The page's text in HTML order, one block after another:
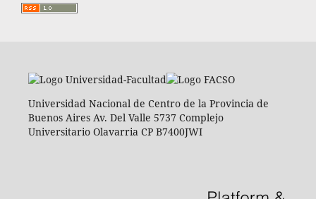
Universidad Nacional de Centro de la Provincia de
Buenos Aires Av. Del Valle 5737 Complejo
Universitario Olavarria CP B7400JWI